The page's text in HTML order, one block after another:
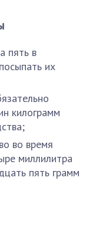
пять в
их
килограмм
во время
миллилитра
пять грамм